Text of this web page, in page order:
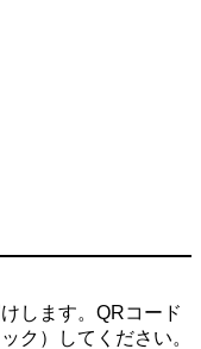
します。QRコード
ク）してください。